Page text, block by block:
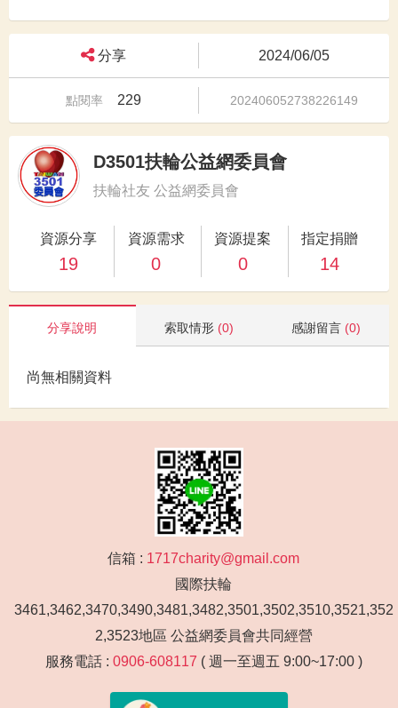
分享 2024/06/05
點閱率 229 202406052738226149
D3501扶輪公益網委員會
扶輪社友 公益網委員會
資源分享
19
資源需求
0
資源提案
0
指定捐贈
14
分享說明 索取情形 (0) 感謝留言 (0)
尚無相關資料
信箱 : 1717charity@gmail.com
國際扶輪
3461,3462,3470,3490,3481,3482,3501,3502,3510,3521,352
2,3523地區 公益網委員會共同經營
服務電話 : 0906-608117 ( 週一至週五 9:00~17:00 )